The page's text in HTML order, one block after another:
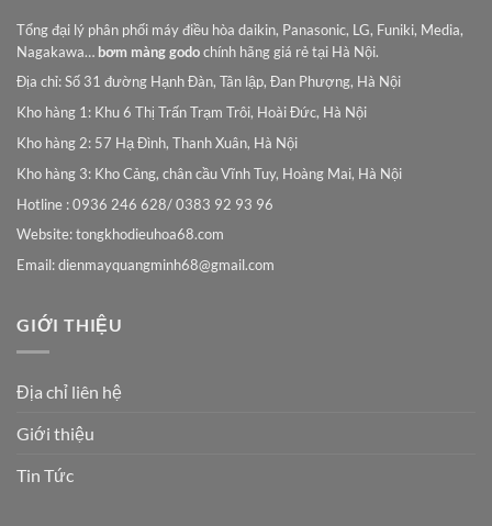
Tổng đại lý phân phối máy điều hòa daikin, Panasonic, LG, Funiki, Media,
Nagakawa… bơm màng godochính hãng giá rẻ tại Hà Nội.
Địa chỉ: Số 31 đường Hạnh Đàn, Tân lập, Đan Phượng, Hà Nội
Kho hàng 1: Khu 6 Thị Trấn Trạm Trôi, Hoài Đức, Hà Nội
Kho hàng 2: 57 Hạ Đình, Thanh Xuân, Hà Nội
Kho hàng 3: Kho Cảng, chân cầu Vĩnh Tuy, Hoàng Mai, Hà Nội
Hotline : 0936 246 628/ 0383 92 93 96
Website: tongkhodieuhoa68.com
Email:dienmayquangminh68@gmail.com
GIỚI THIỆU
Địa chỉ liên hệ
Giới thiệu
Tin Tức